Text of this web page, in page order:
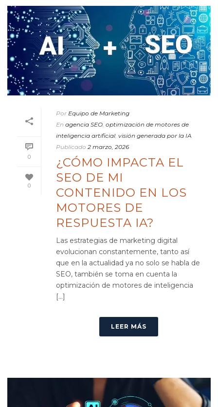
0
0
Por Equipo de Marketing
En agencia SEO, optimización de motores de
inteligencia artificial, visión generada por la IA
Publicado 2 marzo, 2026
¿CÓMO IMPACTA EL
SEO DE MI
CONTENIDO EN LOS
MOTORES DE
RESPUESTA IA?
Las estrategias de marketing digital
evolucionan constantemente, tanto así
que en la actualidad ya no solo se habla de
SEO, también se toma en cuenta la
optimización de motores de inteligencia
[...]
LEER MÁS